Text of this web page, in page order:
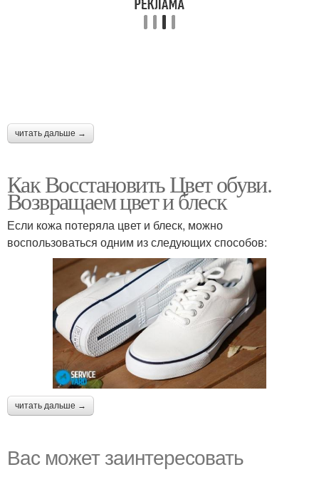
читать дальше →
Как Восстановить Цвет обуви.
Возвращаем цвет и блеск
Если кожа потеряла цвет и блеск, можно
воспользоваться одним из следующих способов:
читать дальше →
Вас может заинтересовать